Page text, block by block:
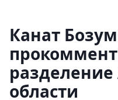
Канат
области